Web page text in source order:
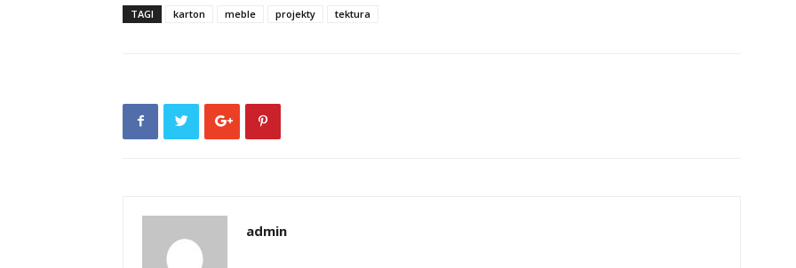
TAGI karton meble projekty tektura
admin